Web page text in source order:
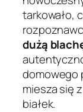
tarkowało,
dużą
domowego
miesza się
białek.